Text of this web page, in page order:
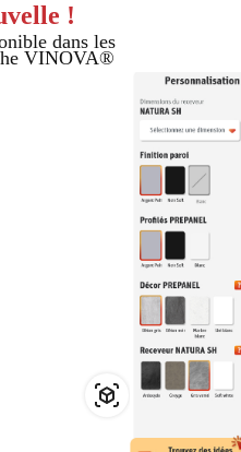
!
dans les
VINOVA®